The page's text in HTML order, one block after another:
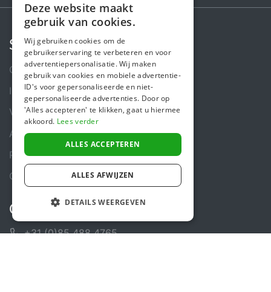
Steunactie
Over ons
In de media
Veiligheid & Betrouwbaarheid
Algemene voorwaarden
Privacybeleid
Cookiebeleid
Contact
+31 (0)85 488 4765
ENGLISH
Deze website maakt
gebruik van cookies.
Wij gebruiken cookies om de
gebruikerservaring te verbeteren en voor
advertentiepersonalisatie. Wij maken
gebruik van cookies en mobiele advertentie-
ID's voor gepersonaliseerde en niet-
gepersonaliseerde advertenties. Door op
'Alles accepteren' te klikken, gaat u hiermee
akkoord. Lees verder
ALLES ACCEPTEREN
ALLES AFWIJZEN
DETAILS WEERGEVEN